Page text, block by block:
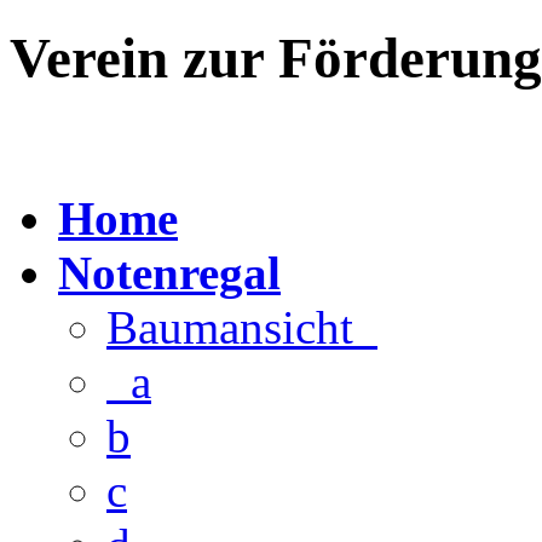
Verein zur
Home
Notenregal
Baumansicht
a
b
c